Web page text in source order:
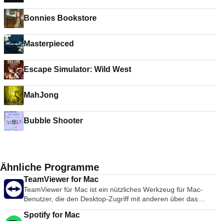
Bonnies Bookstore
Masterpieced
Escape Simulator: Wild West
MahJong
Bubble Shooter
Ähnliche Programme
TeamViewer for Mac
TeamViewer für Mac ist ein nützliches Werkzeug für Mac-
Benutzer, die den Desktop-Zugriff mit anderen über das
Internet teilen möchten. Früher ein Werkzeug, das
hauptsächlich von Technikern zur Behebung von Problemen
Spotify for Mac